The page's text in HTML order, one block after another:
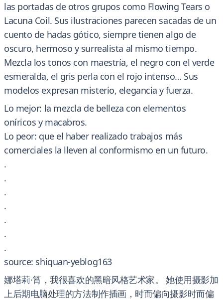
las portadas de otros grupos como Flowing Tears o
Lacuna Coil. Sus ilustraciones parecen sacadas de un
cuento de hadas gótico, siempre tienen algo de
oscuro, hermoso y surrealista al mismo tiempo.
Mezcla los tonos con maestría, el negro con el verde
esmeralda, el gris perla con el rojo intenso… Sus
modelos expresan misterio, elegancia y fuerza.
Lo mejor: la mezcla de belleza con elementos
oníricos y macabros.
Lo peor: que el haber realizado trabajos más
comerciales la lleven al conformismo en un futuro.
.
.
.
.
.
.
.
source: shiquan-yeblog163
娜塔莉·筲，我很喜欢的黑暗风格艺术家。 她使用摄影加
上后期电脑处理的方法制作插画，时而偏向摄影时而偏